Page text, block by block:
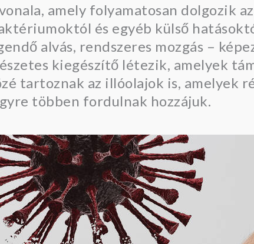
amely folyamatosan dolgozik
és egyéb külső
alvás, rendszeres mozgás –
kiegészítő létezik, amelyek
tartoznak az illóolajok is, amelyek
többen fordulnak hozzájuk.